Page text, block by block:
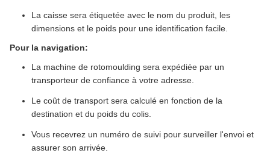
La caisse sera étiquetée avec le nom du produit, les
dimensions et le poids pour une identification facile.
Pour la navigation:
La machine de rotomoulding sera expédiée par un
transporteur de confiance à votre adresse.
Le coût de transport sera calculé en fonction de la
destination et du poids du colis.
Vous recevrez un numéro de suivi pour surveiller l'envoi et
assurer son arrivée.